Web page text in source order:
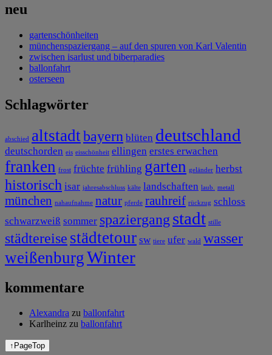
neu
gartenschönheiten
münchenspaziergang – auf den spuren von Karl Valentin
zwischen isarlust und biberparadies
ballonfahrt
osterseen
Schlagwörter
abschied altstadtbayern blüten deutschland
deutschorden eis eisschönheit ellingen erstes erwachen
franken frost früchte frühling garten geländer herbst
historisch isar jahresabschluss kälte landschaften laub. metall
münchen nahaufnahme natur pferde rauhreif rückzug schloss
schwarzweiß sommer spaziergang stadt stille
städtereise städtetour sw tiere ufer wald wasser
weißenburgWinter
kommentare
Alexandra zu ballonfahrt
Karlheinz zu ballonfahrt
↑ PageTop